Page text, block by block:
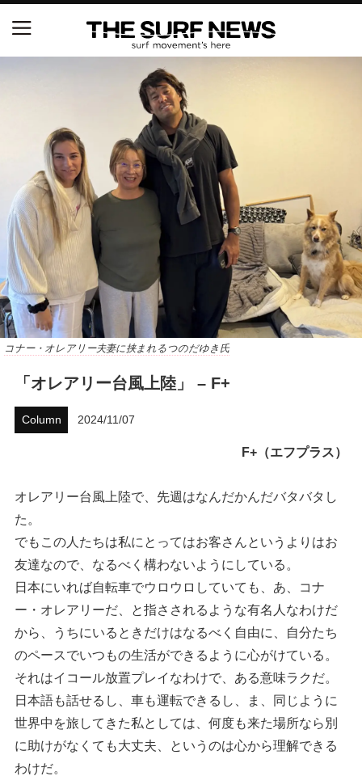
コナー・オレアリー夫妻に挟まれるつのだゆき氏
「オレアリー台風上陸」 – F+
Column 2024/11/07
F+（エフプラス）
オレアリー台風上陸で、先週はなんだかんだバタバタし
た。
でもこの人たちは私にとってはお客さんというよりはお
友達なので、なるべく構わないようにしている。
日本にいれば自転車でウロウロしていても、あ、コナ
ー・オレアリーだ、と指さされるような有名人なわけだ
から、うちにいるときだけはなるべく自由に、自分たち
のペースでいつもの生活ができるように心がけている。
それはイコール放置プレイなわけで、ある意味ラクだ。
日本語も話せるし、車も運転できるし、ま、同じように
世界中を旅してきた私としては、何度も来た場所なら別
に助けがなくても大丈夫、というのは心から理解できる
わけだ。
NSAと茅ヶ崎市が包括連携協定を締結 自治体との
協定は全国初、サーフィンを軸に地域活性化へ
【五十嵐カノア独占インタビュー】旧友レオ、ジャ
ックとの豪華プライベートセッション
S.ONE ショート＆ロング開幕戦・現地リポート（高
橋みなと）
製品情報
特集
試合
ハウツー
ホリデースタイル
イベント・リリース
FOLLOW US ON